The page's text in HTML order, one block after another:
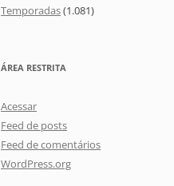
Temporadas(1.081)
ÁREA RESTRITA
Acessar
Feed de posts
Feed de comentários
WordPress.org